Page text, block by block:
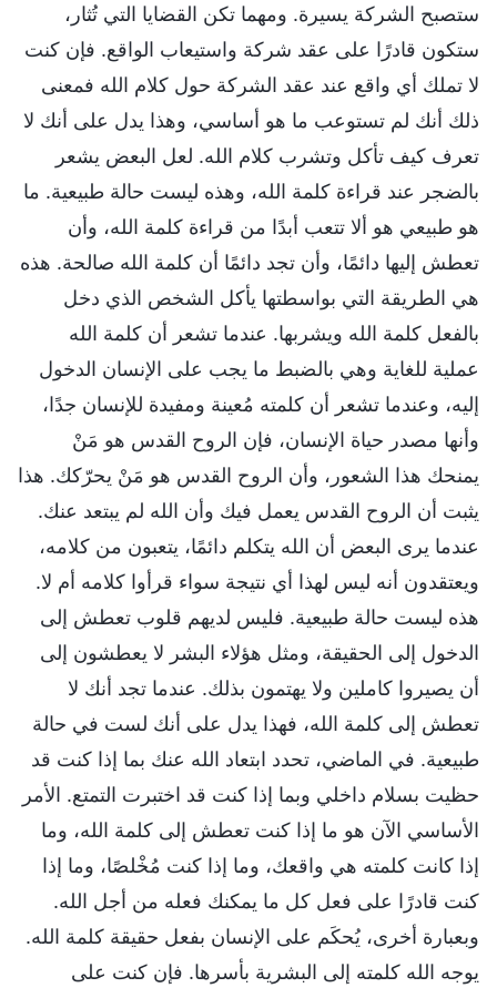
ستصبح الشركة يسيرة. ومهما تكن القضايا التي تُثار،
ستكون قادرًا على عقد شركة واستيعاب الواقع. فإن كنت
لا تملك أي واقع عند عقد الشركة حول كلام الله فمعنى
ذلك أنك لم تستوعب ما هو أساسي، وهذا يدل على أنك لا
تعرف كيف تأكل وتشرب كلام الله. لعل البعض يشعر
بالضجر عند قراءة كلمة الله، وهذه ليست حالة طبيعية. ما
هو طبيعي هو ألا تتعب أبدًا من قراءة كلمة الله، وأن
تعطش إليها دائمًا، وأن تجد دائمًا أن كلمة الله صالحة. هذه
هي الطريقة التي بواسطتها يأكل الشخص الذي دخل
بالفعل كلمة الله ويشربها. عندما تشعر أن كلمة الله
عملية للغاية وهي بالضبط ما يجب على الإنسان الدخول
إليه، وعندما تشعر أن كلمته مُعينة ومفيدة للإنسان جدًا،
وأنها مصدر حياة الإنسان، فإن الروح القدس هو مَنْ
يمنحك هذا الشعور، وأن الروح القدس هو مَنْ يحرّكك. هذا
يثبت أن الروح القدس يعمل فيك وأن الله لم يبتعد عنك.
عندما يرى البعض أن الله يتكلم دائمًا، يتعبون من كلامه،
ويعتقدون أنه ليس لهذا أي نتيجة سواء قرأوا كلامه أم لا.
هذه ليست حالة طبيعية. فليس لديهم قلوب تعطش إلى
الدخول إلى الحقيقة، ومثل هؤلاء البشر لا يعطشون إلى
أن يصيروا كاملين ولا يهتمون بذلك. عندما تجد أنك لا
تعطش إلى كلمة الله، فهذا يدل على أنك لست في حالة
طبيعية. في الماضي، تحدد ابتعاد الله عنك بما إذا كنت قد
حظيت بسلام داخلي وبما إذا كنت قد اختبرت التمتع. الأمر
الأساسي الآن هو ما إذا كنت تعطش إلى كلمة الله، وما
إذا كانت كلمته هي واقعك، وما إذا كنت مُخْلصًا، وما إذا
كنت قادرًا على فعل كل ما يمكنك فعله من أجل الله.
وبعبارة أخرى، يُحكَم على الإنسان بفعل حقيقة كلمة الله.
يوجه الله كلمته إلى البشرية بأسرها. فإن كنت على